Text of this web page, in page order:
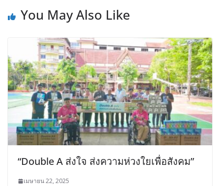
You May Also Like
“Double A ส่งใจ ส่งความห่วงใยเพื่อสังคม”
เมษายน 22, 2025